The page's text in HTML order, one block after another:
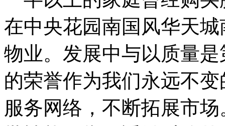
在中央花园南国风华天
物业。发展中与以质量
的荣誉作为我们永远不
服务网络，不断拓展市